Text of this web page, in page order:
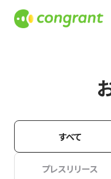
すべて
プレスリリース